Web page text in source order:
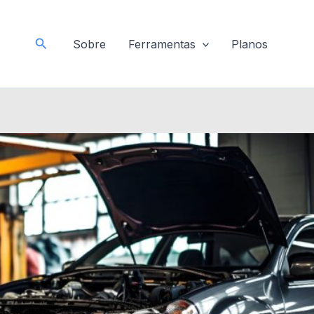
Pesquisar
Sobre Ferramentas Planos